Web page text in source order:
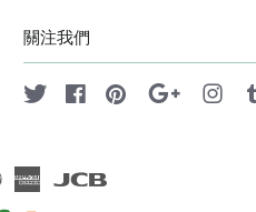
關注我們
Twitter FacebookPinterest Google
Master American